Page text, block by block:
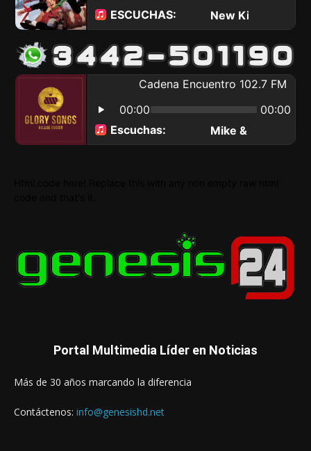
Portal Multimedia Líder en Noticias
Más de 30 años marcando la diferencia
Contáctenos: info@genesishd.net